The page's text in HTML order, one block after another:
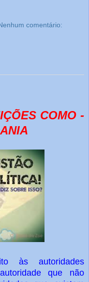
comentário:
COMO -
às autoridades
que não